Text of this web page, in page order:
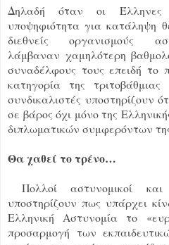
Δηλαδή όταν οι Έλληνες
υποψηφιότητα για κατάληψη
διεθνείς οργανισμούς
λάμβαναν χαμηλότερη
συναδέλφους τους επειδή το
κατηγορία της
συνδικαλιστές υποστηρίζουν
σε βάρος όχι μόνο της
διπλωματικών συμφερόντων
Θα χαθεί το τρένο…
Πολλοί αστυνομικοί και
υποστηρίζουν πως υπάρχει
Ελληνική Αστυνομία το
προσαρμογή των